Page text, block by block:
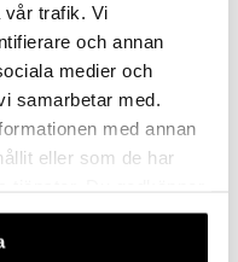
vår trafik. Vi
och annan
medier och
samarbetar med.
med annan
eller som de har
av vår webbplats.
köpet!